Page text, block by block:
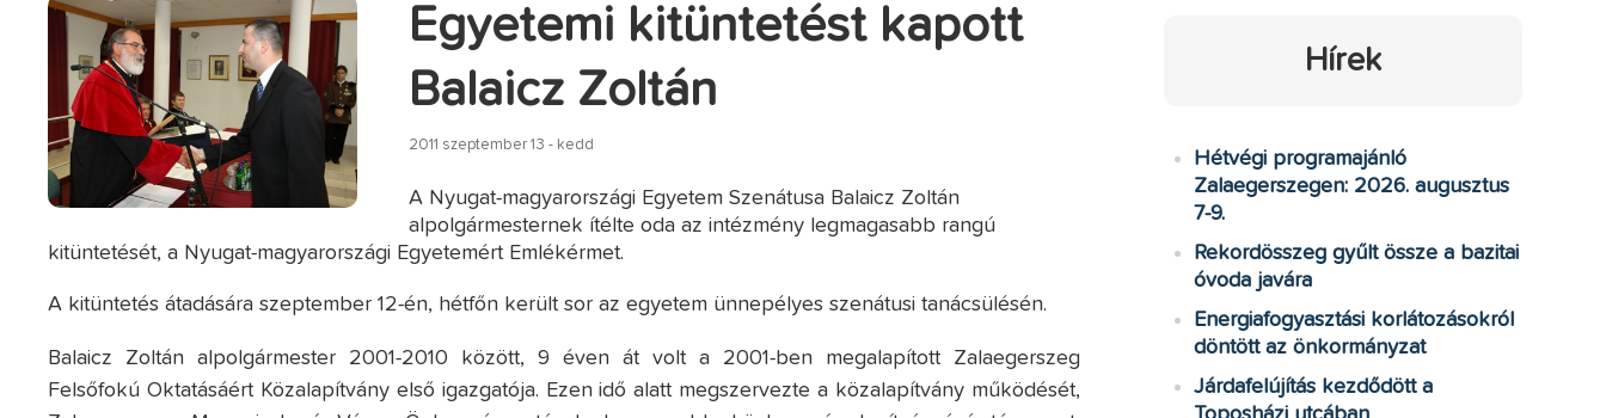
Egyetemi kitüntetést kapott
Balaicz Zoltán
2011 szeptember 13 - kedd
A Nyugat-magyarországi Egyetem Szenátusa Balaicz Zoltán
alpolgármesternek ítélte oda az intézmény legmagasabb rangú
kitüntetését, a Nyugat-magyarországi Egyetemért Emlékérmet.
A kitüntetés átadására szeptember 12-én, hétfőn került sor az egyetem ünnepélyes szenátusi tanácsülésén.
Balaicz Zoltán alpolgármester 2001-2010 között, 9 éven át volt a 2001-ben megalapított Zalaegerszeg
Felsőfokú Oktatásáért Közalapítvány első igazgatója. Ezen idő alatt megszervezte a közalapítvány működését,
Hírek
Hétvégi programajánló
Zalaegerszegen: 2026. augusztus
7-9.
Rekordösszeg gyűlt össze a bazitai
óvoda javára
Energiafogyasztási korlátozásokról
döntött az önkormányzat
Járdafelújítás kezdődött a